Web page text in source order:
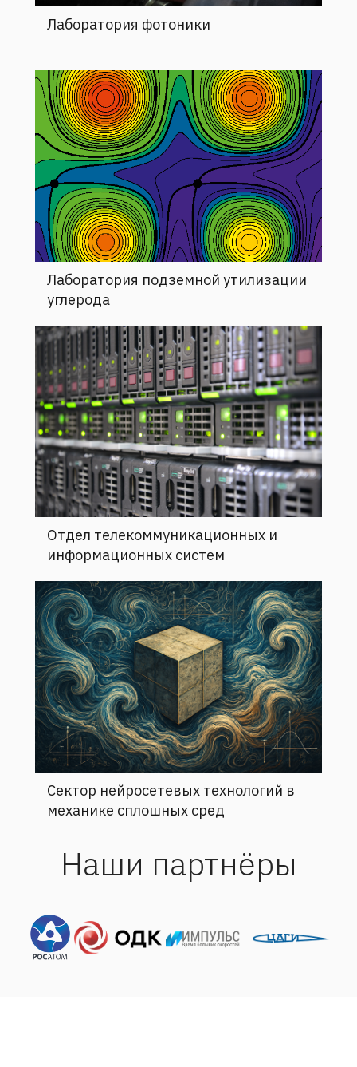
Лаборатория фотоники
Лаборатория подземной утилизации
углерода
Отдел телекоммуникационных и
информационных систем
Сектор нейросетевых технологий в
механике сплошных сред
Наши партнёры